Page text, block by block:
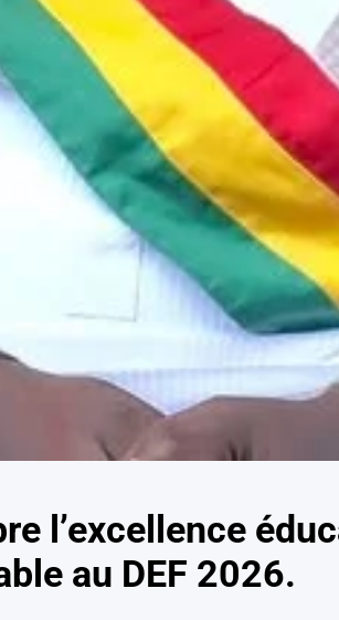
l’excellence
au DEF 2026.